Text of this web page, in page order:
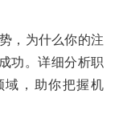
，为什么你的注
功。详细分析职
域，助你把握机